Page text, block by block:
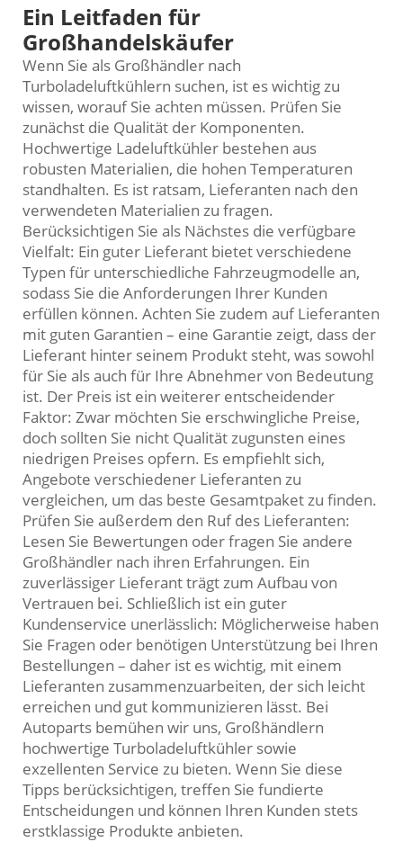
Ein Leitfaden für
Großhandelskäufer
Wenn Sie als Großhändler nach
Turboladeluftkühlern suchen, ist es wichtig zu
wissen, worauf Sie achten müssen. Prüfen Sie
zunächst die Qualität der Komponenten.
Hochwertige Ladeluftkühler bestehen aus
robusten Materialien, die hohen Temperaturen
standhalten. Es ist ratsam, Lieferanten nach den
verwendeten Materialien zu fragen.
Berücksichtigen Sie als Nächstes die verfügbare
Vielfalt: Ein guter Lieferant bietet verschiedene
Typen für unterschiedliche Fahrzeugmodelle an,
sodass Sie die Anforderungen Ihrer Kunden
erfüllen können. Achten Sie zudem auf Lieferanten
mit guten Garantien – eine Garantie zeigt, dass der
Lieferant hinter seinem Produkt steht, was sowohl
für Sie als auch für Ihre Abnehmer von Bedeutung
ist. Der Preis ist ein weiterer entscheidender
Faktor: Zwar möchten Sie erschwingliche Preise,
doch sollten Sie nicht Qualität zugunsten eines
niedrigen Preises opfern. Es empfiehlt sich,
Angebote verschiedener Lieferanten zu
vergleichen, um das beste Gesamtpaket zu finden.
Prüfen Sie außerdem den Ruf des Lieferanten:
Lesen Sie Bewertungen oder fragen Sie andere
Großhändler nach ihren Erfahrungen. Ein
zuverlässiger Lieferant trägt zum Aufbau von
Vertrauen bei. Schließlich ist ein guter
Kundenservice unerlässlich: Möglicherweise haben
Sie Fragen oder benötigen Unterstützung bei Ihren
Bestellungen – daher ist es wichtig, mit einem
Lieferanten zusammenzuarbeiten, der sich leicht
erreichen und gut kommunizieren lässt. Bei
Autoparts bemühen wir uns, Großhändlern
hochwertige Turboladeluftkühler sowie
exzellenten Service zu bieten. Wenn Sie diese
Tipps berücksichtigen, treffen Sie fundierte
Entscheidungen und können Ihren Kunden stets
erstklassige Produkte anbieten.